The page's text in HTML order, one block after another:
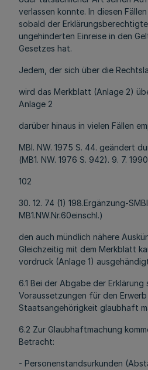
verlassen konnte. In diesen
sobald der
ungehinderten Einreise in den
Gesetzes hat.
Jedem, der sich über die
wird das Merkblatt (Anlage 2)
Anlage 2
darüber hinaus in vielen Fällen
MBl. NW. 1975 S. 44. geändert
(MB1. NW. 1976 S. 942). 9. 7.
102
30. 12. 74 (1) 198.Ergänzung-
MB1.NW.Nr.60einschl.)
den auch mündlich nähere
Gleichzeitig mit dem Merkblatt
vordruck (Anlage 1)
6.1 Bei der Abgabe der
Voraussetzungen für den
Staatsangehörigkeit glaubhaft
6.2 Zur Glaubhaftmachung
Betracht:
- Personenstandsurkunden